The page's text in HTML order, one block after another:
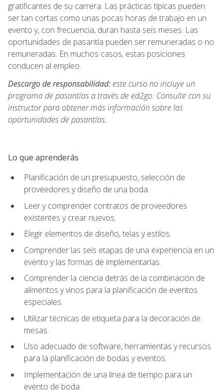
gratificantes de su carrera. Las prácticas típicas pueden
ser tan cortas como unas pocas horas de trabajo en un
evento y, con frecuencia, duran hasta seis meses. Las
oportunidades de pasantía pueden ser remuneradas o no
remuneradas. En muchos casos, estas posiciones
conducen al empleo.
Descargo de responsabilidad: este curso no incluye un
programa de pasantías a través de ed2go. Consulte con su
instructor para obtener más información sobre las
oportunidades de pasantías.
Lo que aprenderás
Planificación de un presupuesto, selección de
proveedores y diseño de una boda.
Leer y comprender contratos de proveedores
existentes y crear nuevos.
Elegir elementos de diseño, telas y estilos.
Comprender las seis etapas de una experiencia en un
evento y las formas de implementarlas.
Comprender la ciencia detrás de la combinación de
alimentos y vinos para la planificación de eventos
especiales.
Utilizar técnicas de etiqueta para la decoración de
mesas.
Uso adecuado de software, herramientas y recursos
para la planificación de bodas y eventos.
Implementación de una línea de tiempo para un
evento de boda.